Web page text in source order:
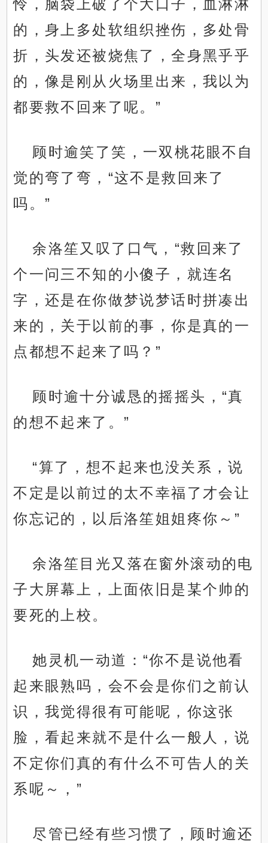
怜，脑袋上破了个大口子，血淋淋
的，身上多处软组织挫伤，多处骨
折，头发还被烧焦了，全身黑乎乎
的，像是刚从火场里出来，我以为
都要救不回来了呢。”
顾时逾笑了笑，一双桃花眼不自
觉的弯了弯，“这不是救回来了
吗。”
余洛笙又叹了口气，“救回来了
个一问三不知的小傻子，就连名
字，还是在你做梦说梦话时拼凑出
来的，关于以前的事，你是真的一
点都想不起来了吗？”
顾时逾十分诚恳的摇摇头，“真
的想不起来了。”
“算了，想不起来也没关系，说
不定是以前过的太不幸福了才会让
你忘记的，以后洛笙姐姐疼你～”
余洛笙目光又落在窗外滚动的电
子大屏幕上，上面依旧是某个帅的
要死的上校。
她灵机一动道：“你不是说他看
起来眼熟吗，会不会是你们之前认
识，我觉得很有可能呢，你这张
脸，看起来就不是什么一般人，说
不定你们真的有什么不可告人的关
系呢～，”
尽管已经有些习惯了，顾时逾还